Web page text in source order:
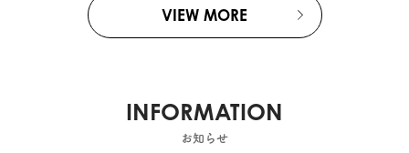
VIEW MORE
INFORMATION
お知らせ